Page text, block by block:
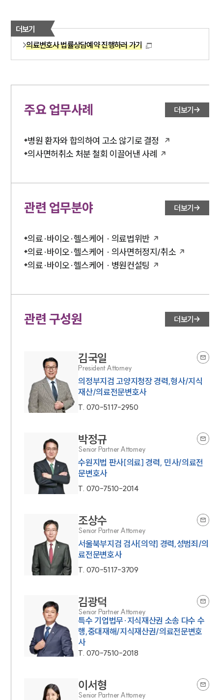
더보기
의료변호사 법률상담예약 진행하러 가기
주요 업무사례 더보기
병원 환자와 합의하여 고소 않기로 결정
의사면허취소 처분 철회 이끌어낸 사례
관련 업무분야 더보기
의료·바이오·헬스케어 · 의료법위반
의료·바이오·헬스케어 · 의사면허정지/취소
의료·바이오·헬스케어 · 병원컨설팅
관련 구성원 더보기
김국일
President Attorney
의정부지검 고양지청장 경력,형사/지식
재산/의료전문변호사
T. 070-5117-2950
박정규
Senior Partner Attorney
수원지법 판사[의료] 경력, 민사/의료전
문변호사
T. 070-7510-2014
조상수
Senior Partner Attorney
서울북부지검 검사[의약] 경력,성범죄/의
료전문변호사
T. 070-5117-3709
김광덕
Senior Partner Attorney
특수 기업법무·지식재산권 소송 다수 수
행,중대재해/지식재산권/의료전문변호
사
T. 070-7510-2018
이서형
Senior Partner Attorney